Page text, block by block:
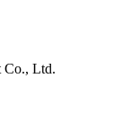
Co., Ltd.